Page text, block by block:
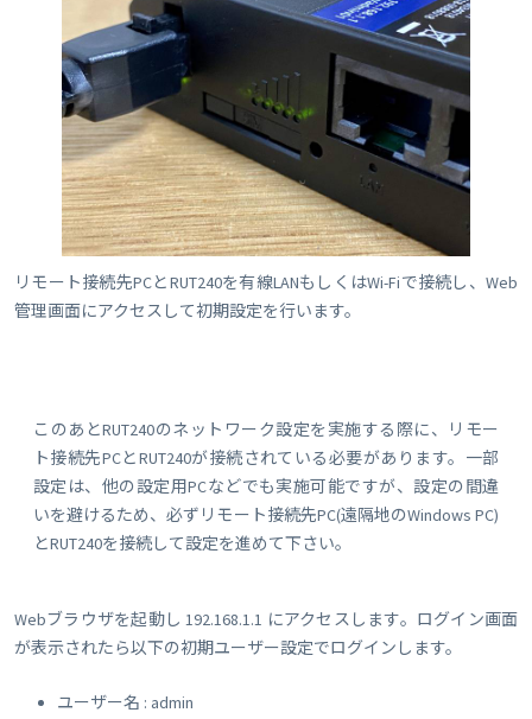
リモート接続先PCとRUT240を有線LANもしくはWi-Fiで接続し、Web
管理画面にアクセスして初期設定を行います。
このあとRUT240のネットワーク設定を実施する際に、リモー
ト接続先PCとRUT240が接続されている必要があります。一部
設定は、他の設定用PCなどでも実施可能ですが、設定の間違
いを避けるため、必ずリモート接続先PC(遠隔地のWindows PC)
とRUT240を接続して設定を進めて下さい。
Webブラウザを起動し 192.168.1.1 にアクセスします。ログイン画面
が表示されたら以下の初期ユーザー設定でログインします。
ユーザー名 : admin